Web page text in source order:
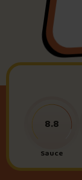
Sauce
8.8